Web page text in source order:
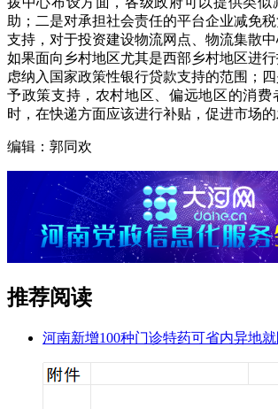
助；二是对承担社会责任的平台企业减免
支持，对于投资建设物流网点、物流集散中
如果面向乡村地区尤其是西部乡村地区进
虑纳入国家政策性银行贷款支持的范围；
予政策支持，农村地区、偏远地区的消费
时，在快递方面应该进行补贴，促进市场的
编辑：郭同欢
推荐阅读
河南新增100种门诊特药可省内异地